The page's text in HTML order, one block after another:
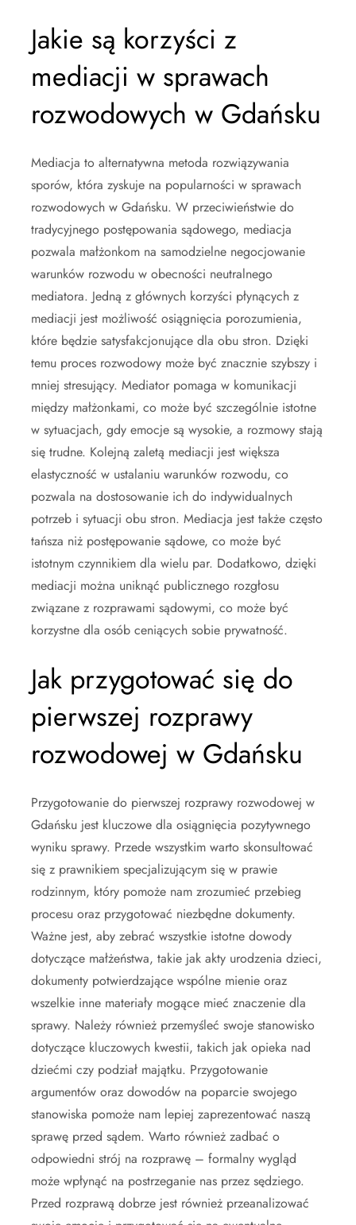
Jakie są korzyści z
mediacji w sprawach
rozwodowych w Gdańsku
Mediacja to alternatywna metoda rozwiązywania
sporów, która zyskuje na popularności w sprawach
rozwodowych w Gdańsku. W przeciwieństwie do
tradycyjnego postępowania sądowego, mediacja
pozwala małżonkom na samodzielne negocjowanie
warunków rozwodu w obecności neutralnego
mediatora. Jedną z głównych korzyści płynących z
mediacji jest możliwość osiągnięcia porozumienia,
które będzie satysfakcjonujące dla obu stron. Dzięki
temu proces rozwodowy może być znacznie szybszy i
mniej stresujący. Mediator pomaga w komunikacji
między małżonkami, co może być szczególnie istotne
w sytuacjach, gdy emocje są wysokie, a rozmowy stają
się trudne. Kolejną zaletą mediacji jest większa
elastyczność w ustalaniu warunków rozwodu, co
pozwala na dostosowanie ich do indywidualnych
potrzeb i sytuacji obu stron. Mediacja jest także często
tańsza niż postępowanie sądowe, co może być
istotnym czynnikiem dla wielu par. Dodatkowo, dzięki
mediacji można uniknąć publicznego rozgłosu
związane z rozprawami sądowymi, co może być
korzystne dla osób ceniących sobie prywatność.
Jak przygotować się do
pierwszej rozprawy
rozwodowej w Gdańsku
Przygotowanie do pierwszej rozprawy rozwodowej w
Gdańsku jest kluczowe dla osiągnięcia pozytywnego
wyniku sprawy. Przede wszystkim warto skonsultować
się z prawnikiem specjalizującym się w prawie
rodzinnym, który pomoże nam zrozumieć przebieg
procesu oraz przygotować niezbędne dokumenty.
Ważne jest, aby zebrać wszystkie istotne dowody
dotyczące małżeństwa, takie jak akty urodzenia dzieci,
dokumenty potwierdzające wspólne mienie oraz
wszelkie inne materiały mogące mieć znaczenie dla
sprawy. Należy również przemyśleć swoje stanowisko
dotyczące kluczowych kwestii, takich jak opieka nad
dziećmi czy podział majątku. Przygotowanie
argumentów oraz dowodów na poparcie swojego
stanowiska pomoże nam lepiej zaprezentować naszą
sprawę przed sądem. Warto również zadbać o
odpowiedni strój na rozprawę – formalny wygląd
może wpłynąć na postrzeganie nas przez sędziego.
Przed rozprawą dobrze jest również przeanalizować